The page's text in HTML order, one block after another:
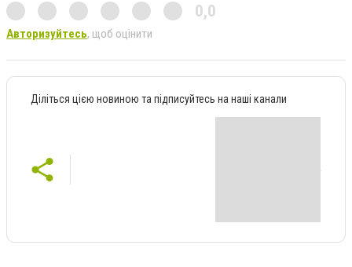
0,0
Авторизуйтесь, щоб оцінити
Діліться цією новиною та підписуйтесь на наші канали